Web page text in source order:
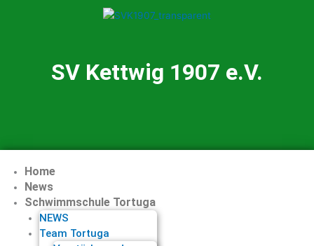
SV Kettwig 1907 e.V.
Home
News
Schwimmschule Tortuga
NEWS
Team Tortuga